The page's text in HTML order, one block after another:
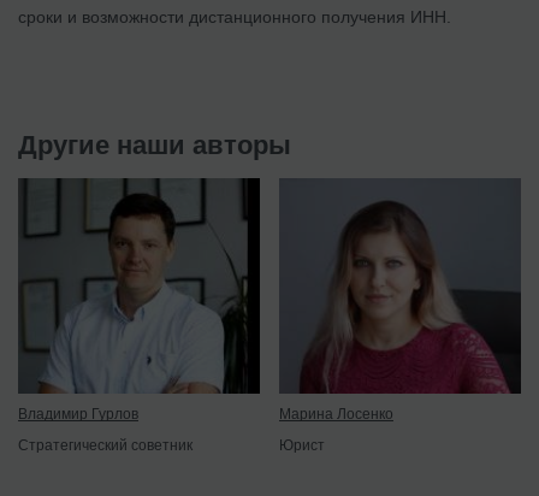
сроки и возможности дистанционного получения ИНН.
Другие наши авторы
Владимир Гурлов
Стратегический советник
Марина Лосенко
Юрист